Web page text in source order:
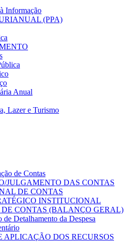
Informação
(PPA)
Anual
Lazer e Turismo
de Contas
JULGAMENTO DAS CONTAS
DE CONTAS
INSTITUCIONAL
DE CONTAS (BALANÇO GERAL)
Detalhamento da Despesa
DOS RECURSOS